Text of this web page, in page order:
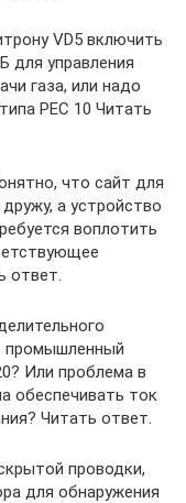
VD5 включить
для управления
газа, или надо
РЕС 10 Читать
что сайт для
а устройство
воплотить
ответ.
промышленный
Или проблема в
обеспечивать ток
Читать ответ.
проводки,
для обнаружения